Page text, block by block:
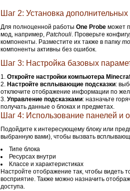
Шаг 2: Установка
Для полноценной работы One Probe может
мод, например, Patchouli. Проверьте
компоненты. Разместите их также в папку
компоненты активны без ошибок.
Шаг 3: Настройка базовых
Откройте настройки компьютера
Настройте всплывающие подсказки:
отключите отображение информации по
Управление подсказками: назначьте
получать данные о блоках и предметах.
Шаг 4: Использование панелей и
Подойдите к интересующему блоку или
выбранную вами), чтобы вызвать
Типе блока
Ресурсах внутри
Классе и характеристиках
Настройте отображение так, чтобы видеть
восприятие. Также можно назначить
доступа.